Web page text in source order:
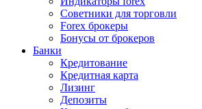
Советники для торговли
Forex брокеры
Бонусы от брокеров
Банки
Кредитование
Кредитная карта
Лизинг
Депозиты